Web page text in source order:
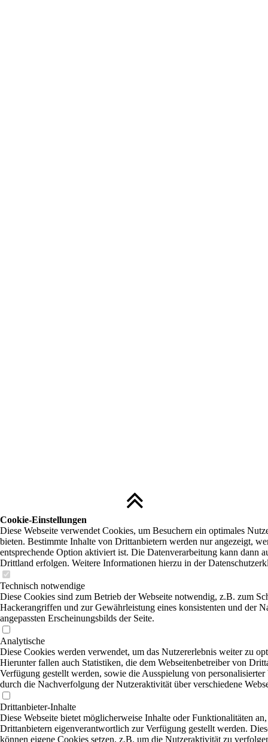
Cookie-Einstellungen
Diese Webseite verwendet Cookies, um Besuchern ein optimales
bieten. Bestimmte Inhalte von Drittanbietern werden nur angezeigt,
entsprechende Option aktiviert ist. Die Datenverarbeitung kann dann
Drittland erfolgen. Weitere Informationen hierzu in der
Technisch notwendige
Diese Cookies sind zum Betrieb der Webseite notwendig, z.B. zum
Hackerangriffen und zur Gewährleistung eines konsistenten und der
angepassten Erscheinungsbilds der Seite.
Analytische
Diese Cookies werden verwendet, um das Nutzererlebnis weiter zu
Hierunter fallen auch Statistiken, die dem Webseitenbetreiber von
Verfügung gestellt werden, sowie die Ausspielung von personalisierter
durch die Nachverfolgung der Nutzeraktivität über verschiedene
Drittanbieter-Inhalte
Diese Webseite bietet möglicherweise Inhalte oder Funktionalitäten
Drittanbietern eigenverantwortlich zur Verfügung gestellt werden.
können eigene Cookies setzen, z.B. um die Nutzeraktivität zu